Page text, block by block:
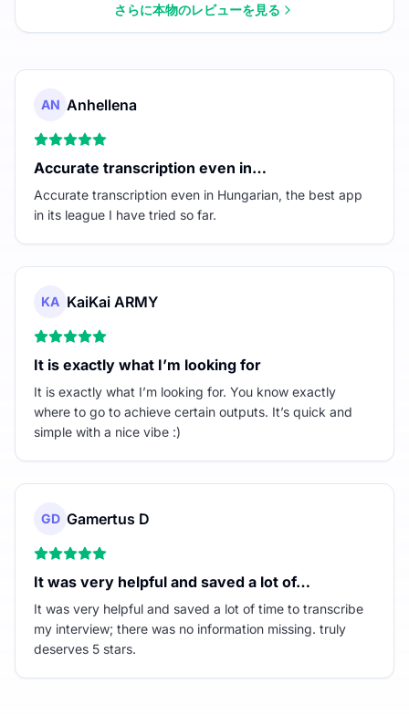
さらに本物のレビューを見る
AN Anhellena
Accurate transcription even in…
Accurate transcription even in Hungarian, the best app
in its league I have tried so far.
KA KaiKai ARMY
It is exactly what I’m looking for
It is exactly what I’m looking for. You know exactly
where to go to achieve certain outputs. It’s quick and
simple with a nice vibe :)
GD Gamertus D
It was very helpful and saved a lot of…
It was very helpful and saved a lot of time to transcribe
my interview; there was no information missing. truly
deserves 5 stars.